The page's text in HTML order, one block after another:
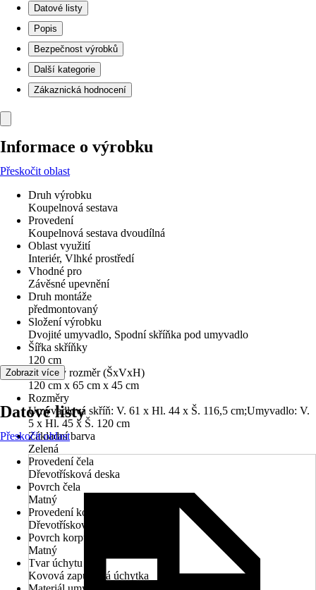
Datové listy
Popis
Bezpečnost výrobků
Další kategorie
Zákaznická hodnocení
Informace o výrobku
Přeskočit oblast
Druh výrobku
Koupelnová sestava
Provedení
Koupelnová sestava dvoudílná
Oblast využití
Interiér, Vlhké prostředí
Vhodné pro
Závěsné upevnění
Druh montáže
předmontovaný
Složení výrobku
Dvojité umyvadlo, Spodní skříňka pod umyvadlo
Šířka skříňky
120 cm
Celkový rozměr (ŠxVxH)
120 cm x 65 cm x 45 cm
Rozměry
Umyvadlová skříň: V. 61 x Hl. 44 x Š. 116,5 cm;Umyvadlo: V.
5 x Hl. 45 x Š. 120 cm
Základní barva
Zelená
Provedení čela
Dřevotřísková deska
Povrch čela
Matný
Provedení korpusu
Dřevotřísková deska
Povrch korpusu
Matný
Tvar úchytu
Kovová zapuštěná úchytka
Zobrazit více
Datové listy
Přeskočit oblast